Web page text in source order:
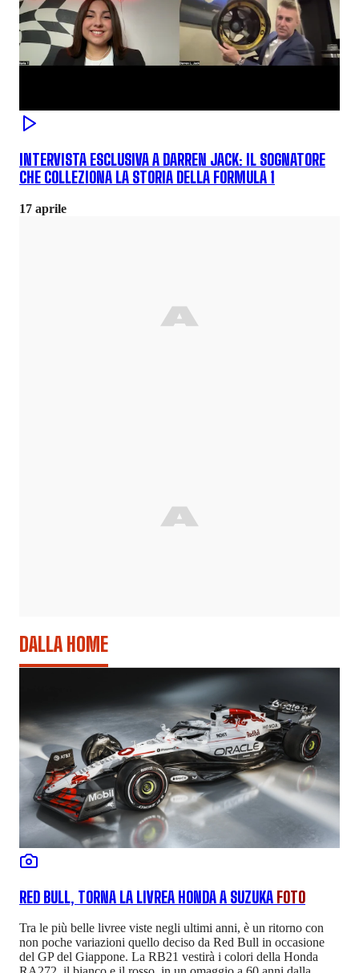
INTERVISTA ESCLUSIVA A DARREN JACK: IL SOGNATORE
CHE COLLEZIONA LA STORIA DELLA FORMULA 1
17 aprile
DALLA HOME
RED BULL, TORNA LA LIVREA HONDA A SUZUKA FOTO
Tra le più belle livree viste negli ultimi anni, è un ritorno con
non poche variazioni quello deciso da Red Bull in occasione
del GP del Giappone. La RB21 vestirà i colori della Honda